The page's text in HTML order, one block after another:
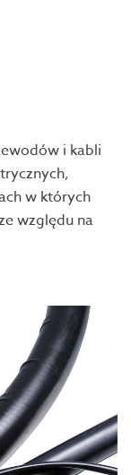
i kabli
w których
względu na